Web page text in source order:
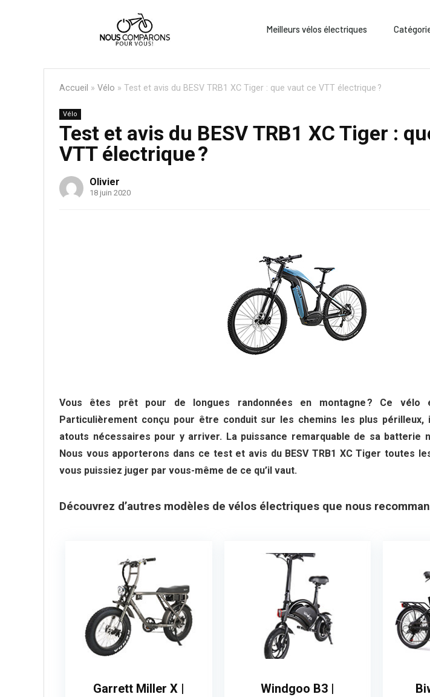
Meilleurs vélos électriques
Accueil » Vélo » Test et avis du BESV TRB1 XC Tiger : que vaut ce VTT électrique ?
Vélo
Test et avis du BESV TRB1 XC Tiger :
VTT électrique ?
Olivier
18 juin 2020
Vous êtes prêt pour de longues randonnées en montagne ? Ce vélo
Particulièrement conçu pour être conduit sur les chemins les plus
atouts nécessaires pour y arriver. La puissance remarquable de sa batterie
Nous vous apporterons dans ce test et avis du BESV TRB1 XC Tiger toutes
vous puissiez juger par vous-même de ce qu’il vaut.
Découvrez d’autres modèles de vélos électriques que nous
Garrett Miller X |
Windgoo B3 |